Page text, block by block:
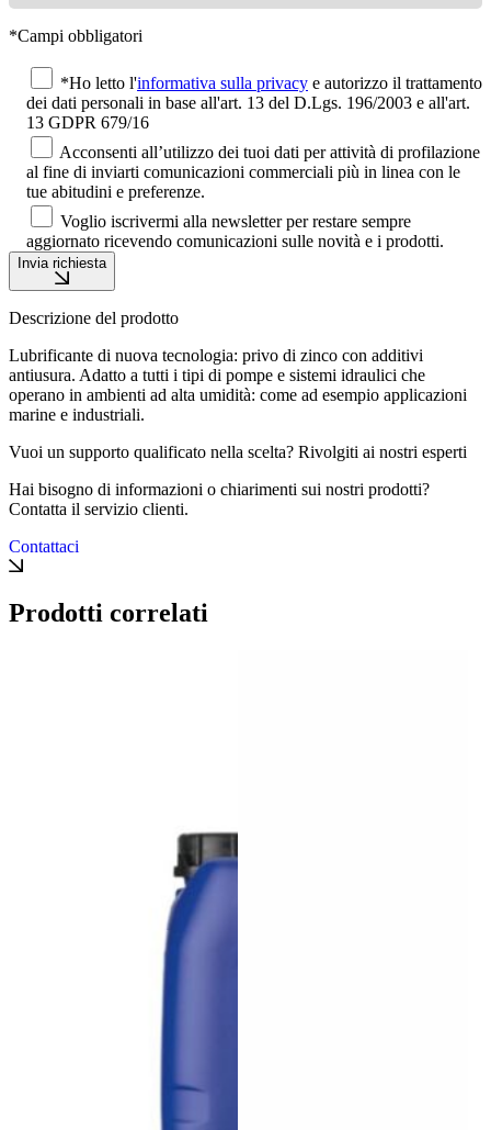
*Campi obbligatori
*Ho letto l'informativa sulla privacy e autorizzo il trattamento
dei dati personali in base all'art. 13 del D.Lgs. 196/2003 e all'art.
13 GDPR 679/16
Acconsenti all’utilizzo dei tuoi dati per attività di profilazione
al fine di inviarti comunicazioni commerciali più in linea con le
tue abitudini e preferenze.
Voglio iscrivermi alla newsletter per restare sempre
aggiornato ricevendo comunicazioni sulle novità e i prodotti.
Invia richiesta
Descrizione del prodotto
Lubrificante di nuova tecnologia: privo di zinco con additivi
antiusura. Adatto a tutti i tipi di pompe e sistemi idraulici che
operano in ambienti ad alta umidità: come ad esempio applicazioni
marine e industriali.
Vuoi un supporto qualificato nella scelta? Rivolgiti ai nostri esperti
Hai bisogno di informazioni o chiarimenti sui nostri prodotti?
Contatta il servizio clienti.
Contattaci
Prodotti correlati